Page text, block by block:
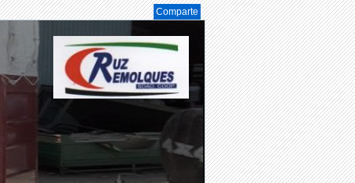
Comparte